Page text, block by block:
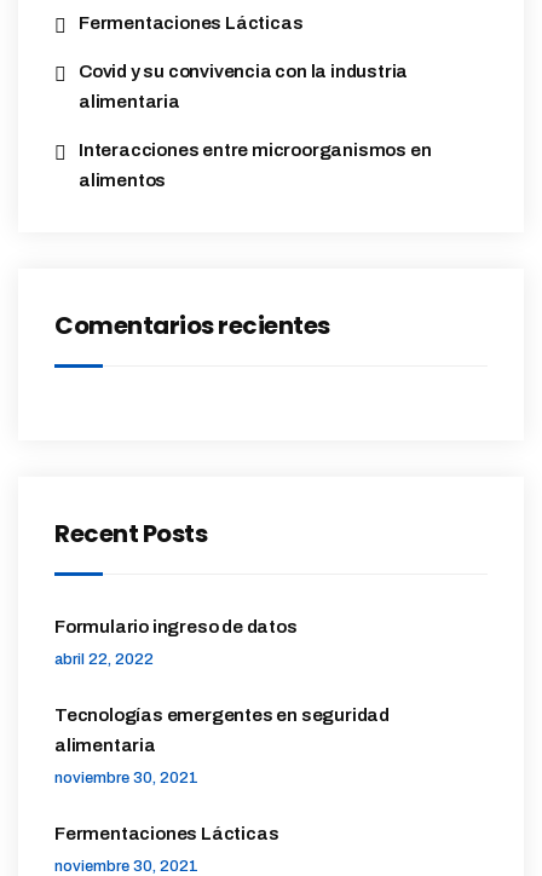
Fermentaciones Lácticas
Covid y su convivencia con la industria
alimentaria
Interacciones entre microorganismos en
alimentos
Comentarios recientes
Recent Posts
Formulario ingreso de datos
abril 22, 2022
Tecnologías emergentes en seguridad
alimentaria
noviembre 30, 2021
Fermentaciones Lácticas
noviembre 30, 2021